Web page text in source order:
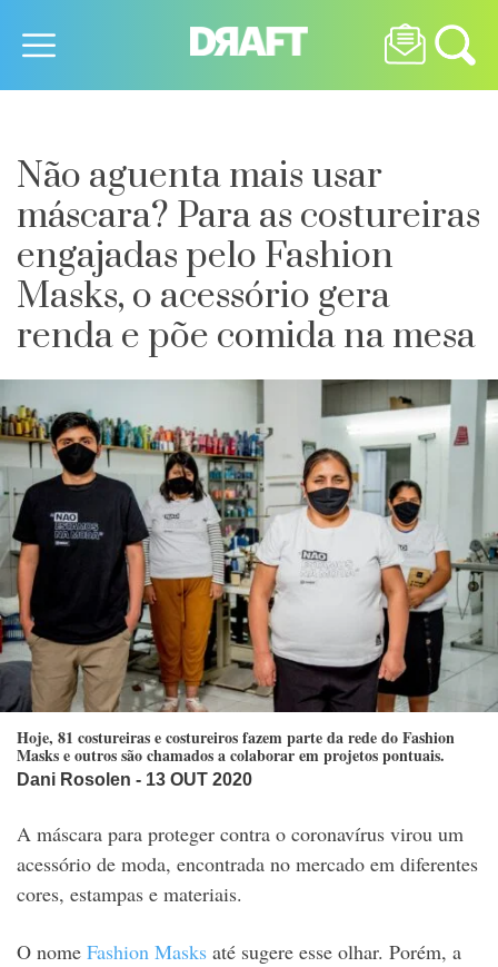
Não aguenta mais usar
máscara? Para as costureiras
engajadas pelo Fashion
Masks, o acessório gera
renda e põe comida na mesa
Hoje, 81 costureiras e costureiros fazem parte da rede do Fashion
Masks e outros são chamados a colaborar em projetos pontuais.
Dani Rosolen - 13 OUT 2020
A máscara para proteger contra o coronavírus virou um
acessório de moda, encontrada no mercado em diferentes
cores, estampas e materiais.
O nome Fashion Masks até sugere esse olhar. Porém, a